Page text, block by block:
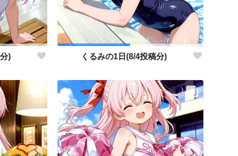
) くるみの1日(8/4投稿分)